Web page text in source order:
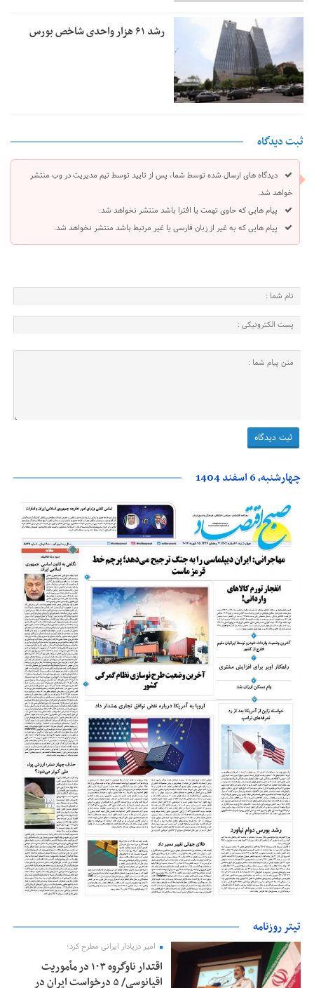
رشد ۶۱ هزار واحدی شاخص بورس
ثبت دیدگاه
دیدگاه های ارسال شده توسط شما، پس از تایید توسط تیم مدیریت در وب منتشر
خواهد شد.
پیام هایی که حاوی تهمت یا افترا باشد منتشر نخواهد شد.
پیام هایی که به غیر از زبان فارسی یا غیر مرتبط باشد منتشر نخواهد شد.
چهارشنبه، 6 اسفند 1404
تیتر روزنامه
امیر دریادار ایرانی مطرح کرد؛
اقتدار ناوگروه ۱۰۳ در مأموریت‌
اقیانوسی/ ۵ درخواست ایران در